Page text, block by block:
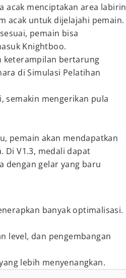
acak menciptakan area labirin
acak untuk dijelajahi pemain.
pemain bisa
Knightboo.
keterampilan bertarung
di Simulasi Pelatihan
semakin mengerikan pula
pemain akan mendapatkan
Di V1.3, medali dapat
dengan gelar yang baru
banyak optimalisasi.
level, dan pengembangan
lebih menyenangkan.